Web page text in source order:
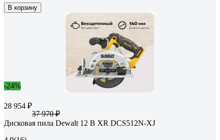
В корзину
-24%
28 954 ₽
37 970 ₽
Дисковая пила Dewalt 12 В XR DCS512N-XJ